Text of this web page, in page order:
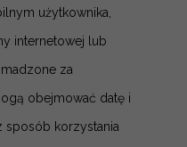
użytkownika,
internetowej lub
za
obejmować datę i
sposób korzystania